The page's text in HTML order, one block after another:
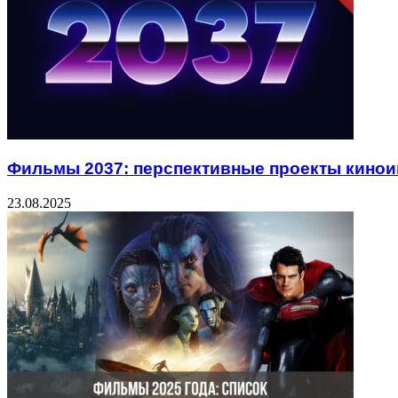
Фильмы 2037: перспективные проекты
23.08.2025